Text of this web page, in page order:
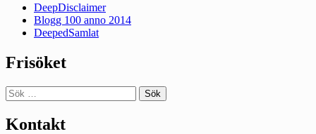
DeepDisclaimer
Blogg 100 anno 2014
DeepedSamlat
Frisöket
Sök
efter:
Kontakt